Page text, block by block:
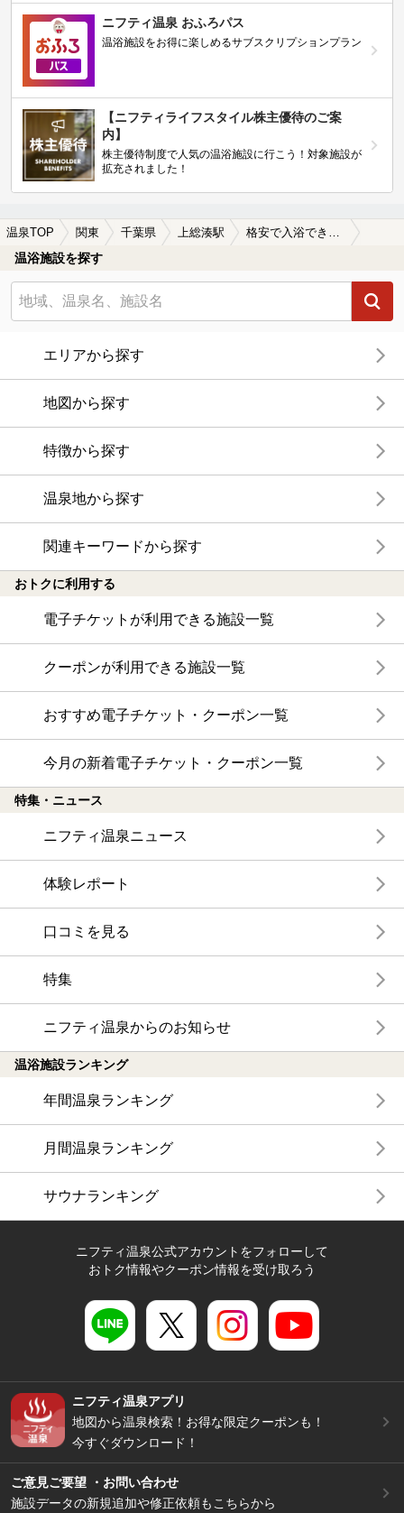
ニフティ温泉 おふろパス
温浴施設をお得に楽しめるサブスクリプションプラン
【ニフティライフスタイル株主優待のご案
内】
株主優待制度で人気の温浴施設に行こう！対象施設が
拡充されました！
温泉TOP 関東 千葉県 上総湊駅
温浴施設を探す
エリアから探す
地図から探す
特徴から探す
温泉地から探す
関連キーワードから探す
おトクに利用する
電子チケットが利用できる施設一覧
クーポンが利用できる施設一覧
おすすめ電子チケット・クーポン一覧
今月の新着電子チケット・クーポン一覧
特集・ニュース
ニフティ温泉ニュース
体験レポート
口コミを見る
特集
ニフティ温泉からのお知らせ
温浴施設ランキング
年間温泉ランキング
月間温泉ランキング
サウナランキング
ニフティ温泉公式アカウントをフォローして
おトク情報やクーポン情報を受け取ろう
ニフティ温泉アプリ
地図から温泉検索！お得な限定クーポンも！
今すぐダウンロード！
ご意見ご要望 ・お問い合わせ
施設データの新規追加や修正依頼もこちらから